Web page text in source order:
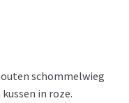
schommelwieg
in roze.